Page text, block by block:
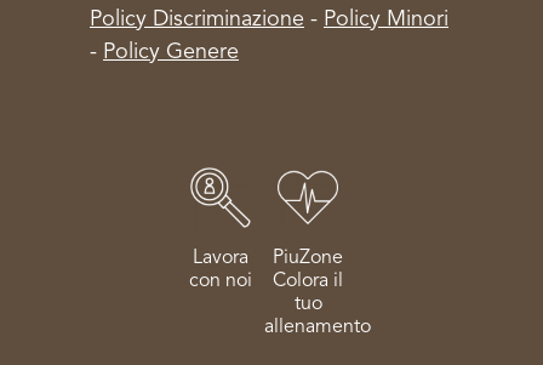
Policy Discriminazione - Policy Minori
- Policy Genere
Lavora
con noi
PiuZone
Colora il
tuo
allenamento